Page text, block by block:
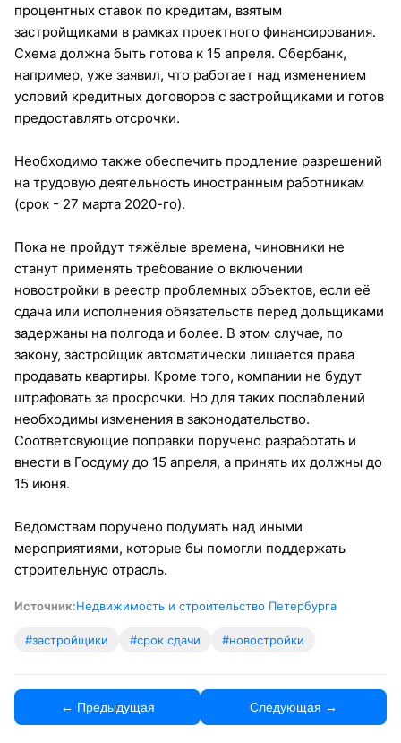
процентных ставок по кредитам, взятым
застройщиками в рамках проектного финансирования.
Схема должна быть готова к 15 апреля. Сбербанк,
например, уже заявил, что работает над изменением
условий кредитных договоров с застройщиками и готов
предоставлять отсрочки.
Необходимо также обеспечить продление разрешений
на трудовую деятельность иностранным работникам
(срок - 27 марта 2020-го).
Пока не пройдут тяжёлые времена, чиновники не
станут применять требование о включении
новостройки в реестр проблемных объектов, если её
сдача или исполнения обязательств перед дольщиками
задержаны на полгода и более. В этом случае, по
закону, застройщик автоматически лишается права
продавать квартиры. Кроме того, компании не будут
штрафовать за просрочки. Но для таких послаблений
необходимы изменения в законодательство.
Соответсвующие поправки поручено разработать и
внести в Госдуму до 15 апреля, а принять их должны до
15 июня.
Ведомствам поручено подумать над иными
мероприятиями, которые бы помогли поддержать
строительную отрасль.
Источник:Недвижимость и строительство Петербурга
#застройщики #срок сдачи #новостройки
← Предыдущая Следующая →